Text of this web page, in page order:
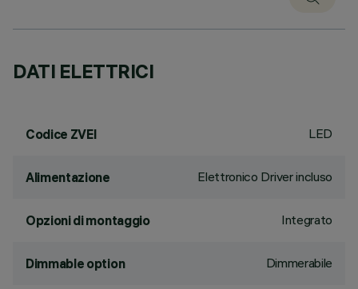
DATI ELETTRICI
Codice ZVEI LED
Alimentazione Elettronico Driver incluso
Opzioni di montaggio Integrato
Dimmable option Dimmerabile